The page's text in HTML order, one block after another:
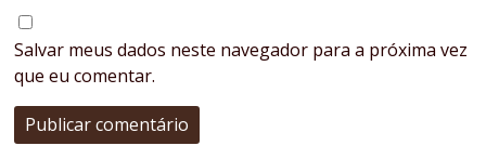
Salvar meus dados neste navegador para a próxima vez
que eu comentar.